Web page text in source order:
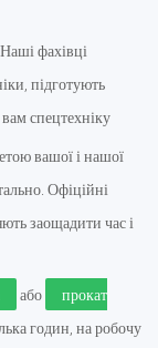
фахівці
підготують
спецтехніку
вашої і нашої
Офіційні
заощадити час і
або
прокат
годин, на робочу